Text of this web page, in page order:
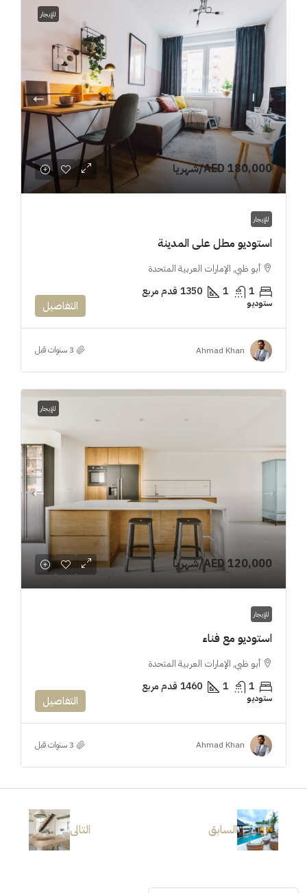
للإيجار
AED 180,000/شهريا
للإيجار
استوديو مطل على المدينة
أبو ظبي, الإمارات العربية المتحدة
1
1
1350 قدم مربع
ستوديو التفاصيل
Ahmad Khan
للإيجار
AED 120,000/شهريا
للإيجار
استوديو مع فناء
أبو ظبي, الإمارات العربية المتحدة
1
1
1460 قدم مربع
ستوديو التفاصيل
Ahmad Khan
السابق التالى